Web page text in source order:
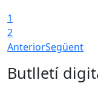
1
2
AnteriorSegüent
Butlletí